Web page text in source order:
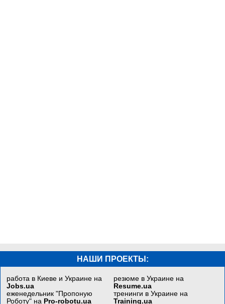
НАШИ ПРОЕКТЫ:
работа в Киеве и Украине на
Jobs.ua
еженедельник "Пропоную
Роботу" на Pro-robotu.ua
резюме в Украине на
Resume.ua
тренинги в Украине на
Training.ua